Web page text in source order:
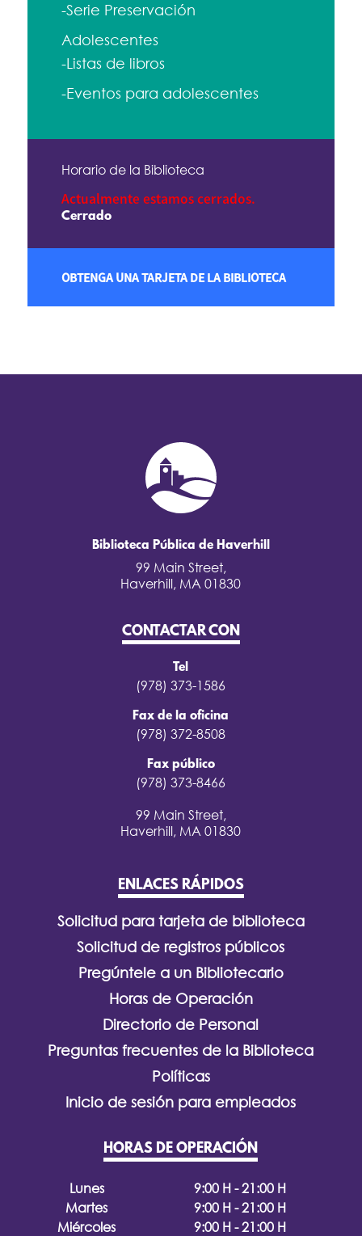
-Serie Preservación
Adolescentes
-Listas de libros
-Eventos para adolescentes
Horario de la Biblioteca
Actualmente estamos cerrados.
Cerrado
OBTENGA UNA TARJETA DE LA BIBLIOTECA
Biblioteca Pública de Haverhill
99 Main Street,
Haverhill, MA 01830
CONTACTAR CON
Tel
(978) 373-1586
Fax de la oficina
(978) 372-8508
Fax público
(978) 373-8466
99 Main Street,
Haverhill, MA 01830
ENLACES RÁPIDOS
Solicitud para tarjeta de biblioteca
Solicitud de registros públicos
Pregúntele a un Bibliotecario
Horas de Operación
Directorio de Personal
Preguntas frecuentes de la Biblioteca
Políticas
Inicio de sesión para empleados
HORAS DE OPERACIÓN
Lunes
9:00 H - 21:00 H
Martes
9:00 H - 21:00 H
Miércoles
9:00 H - 21:00 H